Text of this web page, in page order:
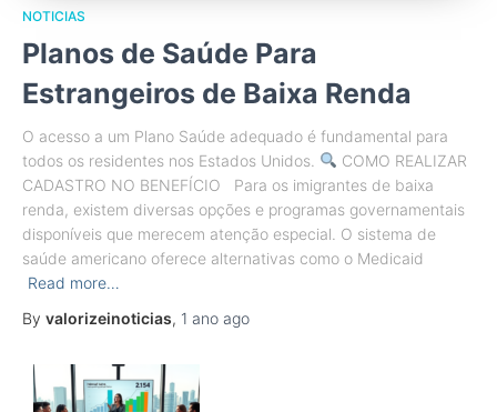
NOTICIAS
Planos de Saúde Para
Estrangeiros de Baixa Renda
O acesso a um Plano Saúde adequado é fundamental para
todos os residentes nos Estados Unidos.
COMO REALIZAR
CADASTRO NO BENEFÍCIO Para os imigrantes de baixa
renda, existem diversas opções e programas governamentais
disponíveis que merecem atenção especial. O sistema de
saúde americano oferece alternativas como o Medicaid
Read more…
By valorizeinoticias, 1 ano ago